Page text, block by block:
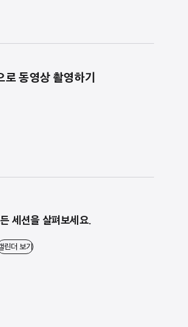
동⁠영⁠상 촬⁠영⁠하⁠기
촬⁠영⁠하⁠기 - 오후 12:45 – 오후 1:45 - Apple 잠실
세션을 살펴보세요.
린더 보기 - 앞으로 있을 모든 세션을 살펴보세요.
린더 보기